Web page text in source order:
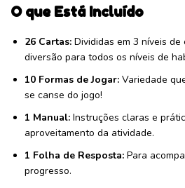
O que Está Incluído
26 Cartas: Divididas em 3 níveis
diversão para todos os níveis de
10 Formas de Jogar: Variedade
se canse do jogo!
1 Manual: Instruções claras e
aproveitamento da atividade.
1 Folha de Resposta: Para
progresso.